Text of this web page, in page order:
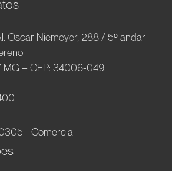
Oscar Niemeyer, 288 / 5º andar
MG – CEP: 34006-049
- Comercial